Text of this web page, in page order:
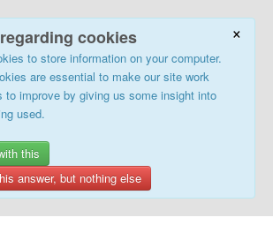
×
cookies
to store information on your computer.
are essential to make our site work
to improve by giving us some insight into
used.
this
answer, but nothing else